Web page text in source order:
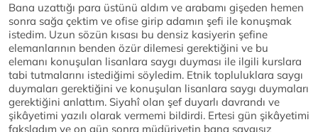
Bana uzattığı para üstünü aldım ve arabamı gişeden hemen
sonra sağa çektim ve ofise girip adamın şefi ile konuşmak
istedim. Uzun sözün kısası bu densiz kasiyerin şefine
elemanlarının benden özür dilemesi gerektiğini ve bu
elemanı konuşulan lisanlara saygı duyması ile ilgili kurslara
tabi tutmalarını istediğimi söyledim. Etnik topluluklara saygı
duymaları gerektiğini ve konuşulan lisanlara saygı duymaları
gerektiğini anlattım. Siyahî olan şef duyarlı davrandı ve
şikâyetimi yazılı olarak vermemi bildirdi. Ertesi gün şikâyetimi
faksladım ve on gün sonra müdüriyetin bana saygısız